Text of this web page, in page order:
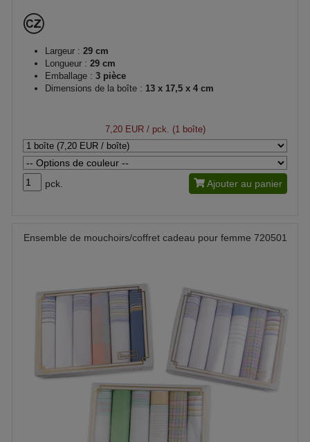
Largeur : 29 cm
Longueur : 29 cm
Emballage : 3 pièce
Dimensions de la boîte : 13 x 17,5 x 4 cm
7,20 EUR/ pck. (1 boîte)
pck. Ajouter au panier
Ensemble de mouchoirs/coffret cadeau pour femme 720501